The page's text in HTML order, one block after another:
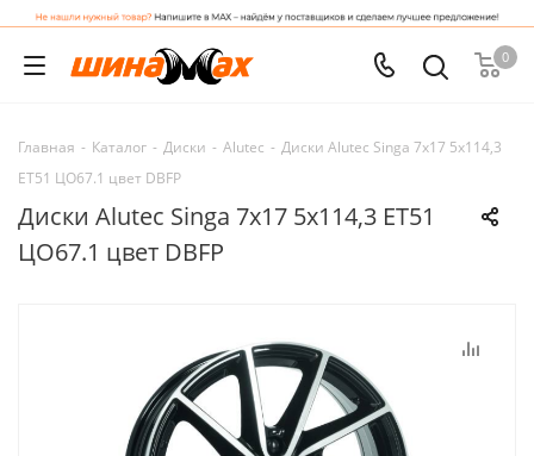
0
Главная - Каталог - Диски - Alutec - Диски Alutec Singa 7x17 5x114,3
ET51 ЦО67.1 цвет DBFP
Диски Alutec Singa 7x17 5x114,3 ET51
ЦО67.1 цвет DBFP